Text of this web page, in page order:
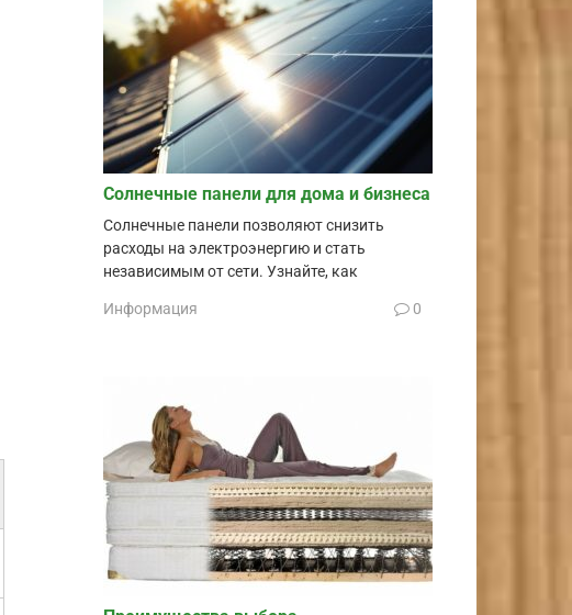
Солнечные панели для дома и бизнеса
Солнечные панели позволяют снизить
расходы на электроэнергию и стать
независимым от сети. Узнайте, как
Информация 0